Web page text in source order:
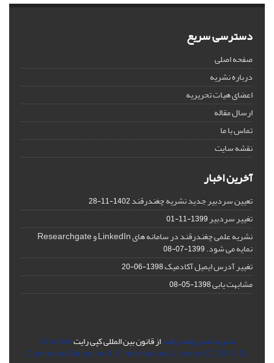
دسترسی سریع
صفحه اصلی
درباره نشریه
اعضای هیات تحریریه
ارسال مقاله
تماس با ما
نقشه سایت
آخرین اخبار
تعیین سردبیر جدید نشریه چغندرقند1402-11-28
تغییر سردبیر1399-11-01
نشریه علمی چغندرقند در سامانه های LinkedIn و Researchgate
نمایه می شود.1399-07-08
تغییر آدرس ایمیل آکادمیک1398-06-20
مشابهت یابی1398-05-08
نشریه علمی چغندرقنداز قانون بین المللی کپی رایتCreative
Commons Attribution 4.0 International License (CC BY 4.0 )